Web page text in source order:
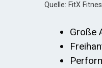
Quelle: FitX
Große